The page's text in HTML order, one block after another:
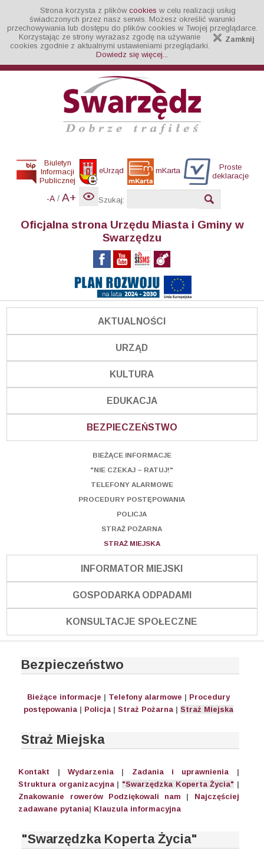
Strona korzysta z plików cookies w celu realizacji usług
świadczonych przez nasz serwis. Możesz określić warunki
przechowywania lub dostępu do plików cookies w Twojej przeglądarce.
Zamknij
Korzystając ze strony wyrażasz zgodę na używanie
cookies zgodnie z aktualnymi ustawieniami przeglądarki.
Dowiedz się więcej...
Biuletyn
Informacji
Publicznej
eUrząd mKarta
Proste
deklaracje
-A / A+ Szukaj:
Oficjalna strona Urzędu Miasta i Gminy w
Swarzędzu
AKTUALNOŚCI
URZĄD
KULTURA
EDUKACJA
BEZPIECZEŃSTWO
BIEŻĄCE INFORMACJE
"NIE CZEKAJ – RATUJ!"
TELEFONY ALARMOWE
PROCEDURY POSTĘPOWANIA
POLICJA
STRAŻ POŻARNA
STRAŻ MIEJSKA
INFORMATOR MIEJSKI
GOSPODARKA ODPADAMI
KONSULTACJE SPOŁECZNE
Bezpieczeństwo
Bieżące informacje | Telefony alarmowe | Procedury
postępowania | Policja |Straż Pożarna |Straż Miejska
Straż Miejska
Kontakt | Wydarzenia| Zadania i uprawnienia |
Struktura organizacyjna| "Swarzędzka Koperta Życia" |
Znakowanie rowerów
Podziękowali nam | Najczęściej
zadawane pytania| Klauzula informacyjna
"Swarzędzka Koperta Życia"